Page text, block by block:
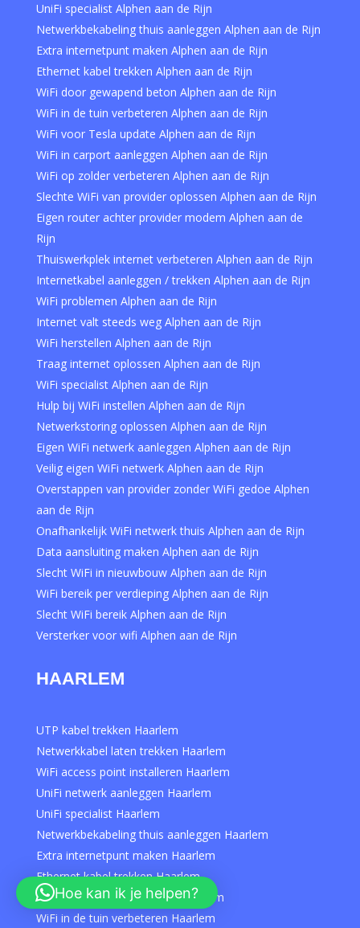
UniFi specialist Alphen aan de Rijn
Netwerkbekabeling thuis aanleggen Alphen aan de Rijn
Extra internetpunt maken Alphen aan de Rijn
Ethernet kabel trekken Alphen aan de Rijn
WiFi door gewapend beton Alphen aan de Rijn
WiFi in de tuin verbeteren Alphen aan de Rijn
WiFi voor Tesla update Alphen aan de Rijn
WiFi in carport aanleggen Alphen aan de Rijn
WiFi op zolder verbeteren Alphen aan de Rijn
Slechte WiFi van provider oplossen Alphen aan de Rijn
Eigen router achter provider modem Alphen aan de
Rijn
Thuiswerkplek internet verbeteren Alphen aan de Rijn
Internetkabel aanleggen / trekken Alphen aan de Rijn
WiFi problemen Alphen aan de Rijn
Internet valt steeds weg Alphen aan de Rijn
WiFi herstellen Alphen aan de Rijn
Traag internet oplossen Alphen aan de Rijn
WiFi specialist Alphen aan de Rijn
Hulp bij WiFi instellen Alphen aan de Rijn
Netwerkstoring oplossen Alphen aan de Rijn
Eigen WiFi netwerk aanleggen Alphen aan de Rijn
Veilig eigen WiFi netwerk Alphen aan de Rijn
Overstappen van provider zonder WiFi gedoe Alphen
aan de Rijn
Onafhankelijk WiFi netwerk thuis Alphen aan de Rijn
Data aansluiting maken Alphen aan de Rijn
Slecht WiFi in nieuwbouw Alphen aan de Rijn
WiFi bereik per verdieping Alphen aan de Rijn
Slecht WiFi bereik Alphen aan de Rijn
Versterker voor wifi Alphen aan de Rijn
HAARLEM
UTP kabel trekken Haarlem
Netwerkkabel laten trekken Haarlem
WiFi access point installeren Haarlem
UniFi netwerk aanleggen Haarlem
UniFi specialist Haarlem
Netwerkbekabeling thuis aanleggen Haarlem
Extra internetpunt maken Haarlem
Ethernet kabel trekken Haarlem
WiFi door gewapend beton Haarlem
WiFi in de tuin verbeteren Haarlem
Hoe kan ik je helpen?